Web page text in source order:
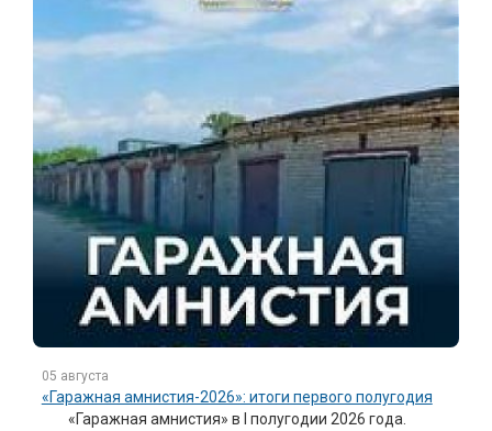
05 августа
«Гаражная амнистия-2026»: итоги первого полугодия
«Гаражная амнистия» в I полугодии 2026 года.